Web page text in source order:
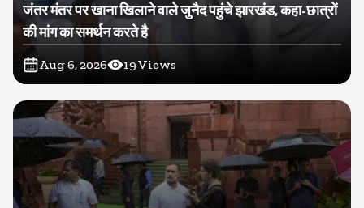
जंतर मंतर पर खाना खिलाने वाले जुनैद पहुंचे झारखंड, कहा-छात्रों
की मांग का समर्थन करते है
Aug 6, 2026 19Views